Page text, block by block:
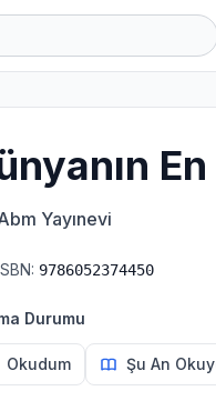
Yayınevi
9786052374450
Durumu
Okudum Şu An